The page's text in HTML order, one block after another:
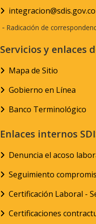
integracion@sdis.gov.co
- Radicación de
Servicios y enlaces
Mapa de Sitio
Gobierno en Línea
Banco Terminológico
Enlaces internos
Denuncia el acoso
Seguimiento
Certificación Laboral -
Certificaciones